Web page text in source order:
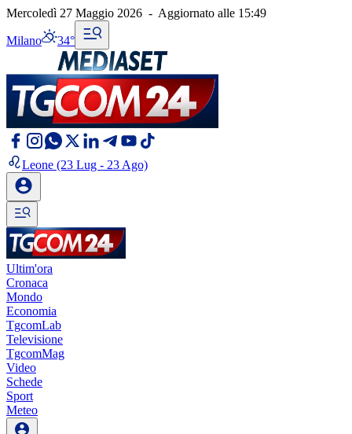
Mercoledì 27 Maggio 2026 - Aggiornato alle 15:49
Milano 34°
Leone (23 Lug - 23 Ago)
Ultim'ora
Cronaca
Mondo
Economia
TgcomLab
Televisione
TgcomMag
Video
Schede
Sport
Meteo